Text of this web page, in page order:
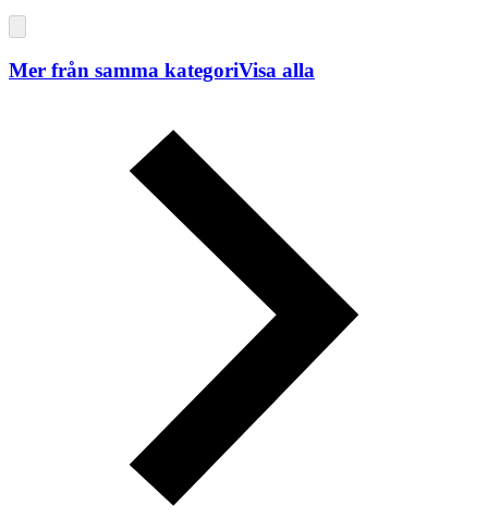
Mer från samma kategoriVisa alla